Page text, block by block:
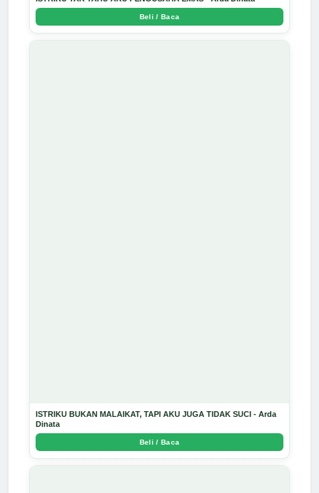
Beli / Baca
ISTRIKU BUKAN MALAIKAT, TAPI AKU JUGA TIDAK SUCI - Arda
Dinata
Beli / Baca